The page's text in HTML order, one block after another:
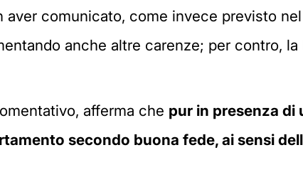
aver comunicato, come invece previsto
anche altre carenze; per contro,
afferma che pur in presenza di
secondo buona fede, ai sensi